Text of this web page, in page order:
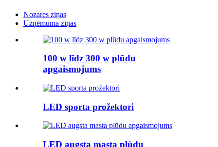
Nozares ziņas
Uzņēmuma ziņas
100 w līdz 300 w plūdu
apgaismojums
LED sporta prožektori
LED augsta masta plūdu